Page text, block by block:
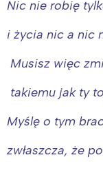
Nic nie robię
i życia nic a nic
Musisz więc
takiemu jak ty
Myślę o tym
zwłaszcza, że